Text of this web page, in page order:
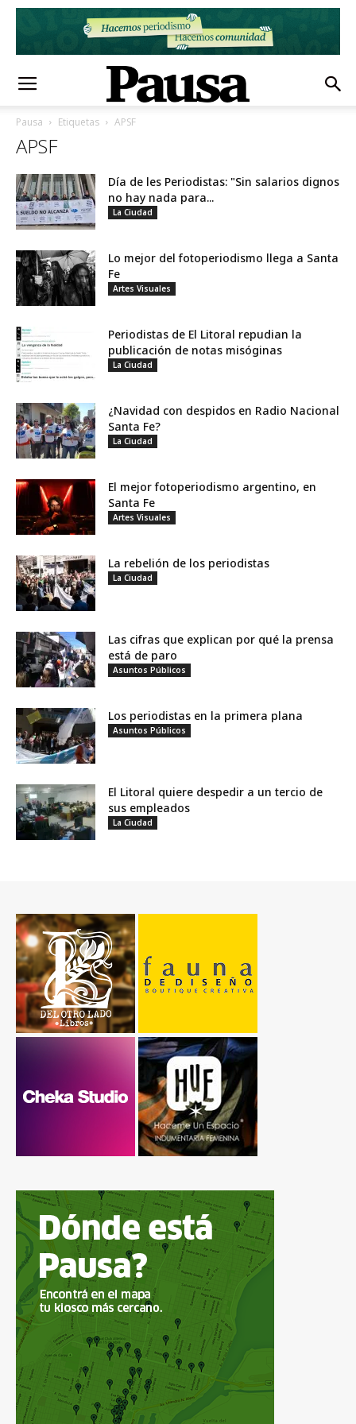
Pausa Etiquetas APSF
APSF
Día de les Periodistas: "Sin salarios dignos
no hay nada para...
La Ciudad
Lo mejor del fotoperiodismo llega a Santa
Fe
Artes Visuales
Periodistas de El Litoral repudian la
publicación de notas misóginas
La Ciudad
¿Navidad con despidos en Radio Nacional
Santa Fe?
La Ciudad
El mejor fotoperiodismo argentino, en
Santa Fe
Artes Visuales
La rebelión de los periodistas
La Ciudad
Las cifras que explican por qué la prensa
está de paro
Asuntos Públicos
Los periodistas en la primera plana
Asuntos Públicos
El Litoral quiere despedir a un tercio de
sus empleados
La Ciudad